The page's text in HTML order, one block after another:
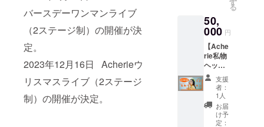
バースデーワンマンライブ
（2ステージ制）の開催が決
定。
2023年12月16日 Acherieウ
リスマスライブ（2ステージ
制）の開催が決定。
影用の
カメラ
が会場
内に入
り、ご
来場の
お客様
の様子
が媒体
や商品
映像に
持込み
を見つ
けた場
合は、
没収及
びチ
ケット
回収の
上、退
場とさ
せて頂
曲：
①Cherr
y
Bloom
②Daisy
piano
ver )
Acherie
よりた
くさん
のグッ
2023年
12月16
日(土)
open
17:00
start
17:30
料金：
別途1ド
リンク
代(500
ジナル)
にお答
えし、
動画を
お送り
しま
す。（1
コーラ
スを
メール
にて
データ
フが撮
影。 ②
当日の
ライブ
リハー
サルの
見学。
(約15分
間。開
場時間
の1時間
前にお
る
50,
000 円
【Ache
rie私物
ヘッド
ホン提
供プラ
ン】 リ
ターン
内容：
①Ache
支援
者：
1人
お届
け予
定：